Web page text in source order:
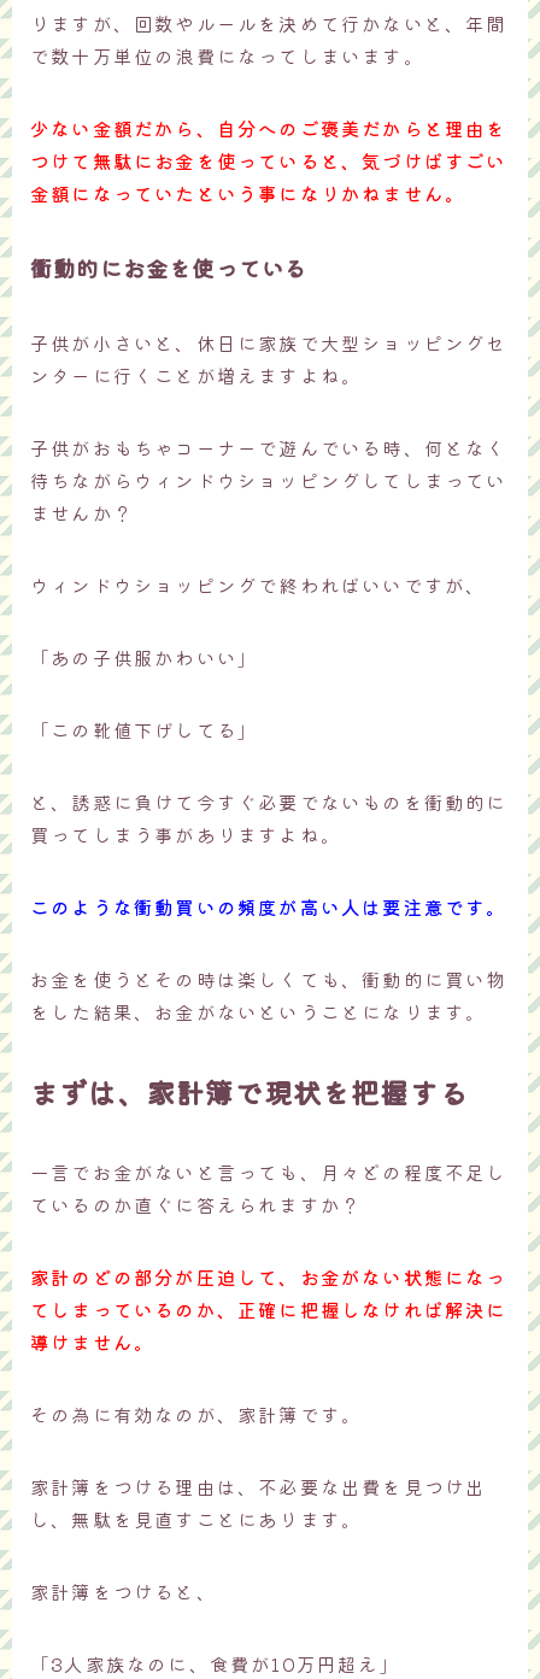
りますが、回数やルールを決めて行かないと、年間
で数十万単位の浪費になってしまいます。
少ない金額だから、自分へのご褒美だからと理由を
つけて無駄にお金を使っていると、気づけばすごい
金額になっていたという事になりかねません。
衝動的にお金を使っている
子供が小さいと、休日に家族で大型ショッピングセ
ンターに行くことが増えますよね。
子供がおもちゃコーナーで遊んでいる時、何となく
待ちながらウィンドウショッピングしてしまってい
ませんか？
ウィンドウショッピングで終わればいいですが、
「あの子供服かわいい」
「この靴値下げしてる」
と、誘惑に負けて今すぐ必要でないものを衝動的に
買ってしまう事がありますよね。
このような衝動買いの頻度が高い人は要注意です。
お金を使うとその時は楽しくても、衝動的に買い物
をした結果、お金がないということになります。
まずは、家計簿で現状を把握する
一言でお金がないと言っても、月々どの程度不足し
ているのか直ぐに答えられますか？
家計のどの部分が圧迫して、お金がない状態になっ
てしまっているのか、正確に把握しなければ解決に
導けません。
その為に有効なのが、家計簿です。
家計簿をつける理由は、不必要な出費を見つけ出
し、無駄を見直すことにあります。
家計簿をつけると、
「3人家族なのに、食費が10万円超え」